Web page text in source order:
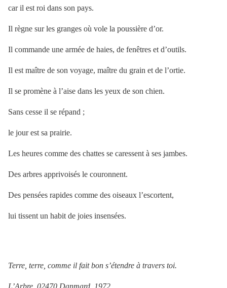
car il est roi dans son pays.
Il règne sur les granges où vole la poussière d’or.
Il commande une armée de haies, de fenêtres et d’outils.
Il est maître de son voyage, maître du grain et de l’ortie.
Il se promène à l’aise dans les yeux de son chien.
Sans cesse il se répand ;
le jour est sa prairie.
Les heures comme des chattes se caressent à ses jambes.
Des arbres apprivoisés le couronnent.
Des pensées rapides comme des oiseaux l’escortent,
lui tissent un habit de joies insensées.
Terre, terre, comme il fait bon s’étendre à travers toi.